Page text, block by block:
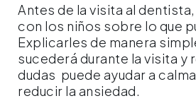
Antes de la visita al
con los niños sobre lo que
Explicarles de manera
sucederá durante la visita y
dudas puede ayudar a
reducir la ansiedad.